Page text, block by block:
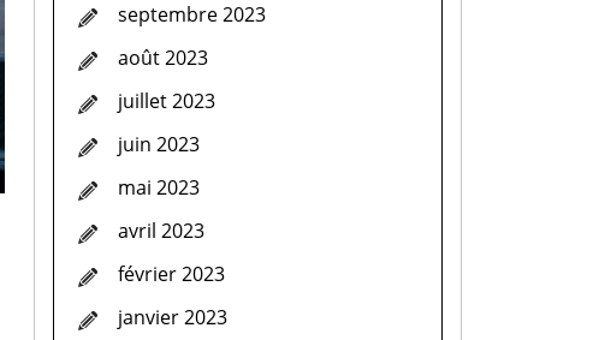
septembre 2023
août 2023
juillet 2023
juin 2023
mai 2023
avril 2023
février 2023
janvier 2023